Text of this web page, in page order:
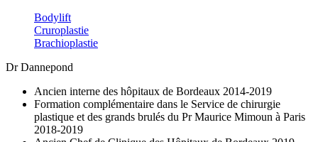
Bodylift
Cruroplastie
Brachioplastie
Dr Dannepond
Ancien interne des hôpitaux de Bordeaux 2014-2019
Formation complémentaire dans le Service de chirurgie
plastique et des grands brulés du Pr Maurice Mimoun à Paris
2018-2019